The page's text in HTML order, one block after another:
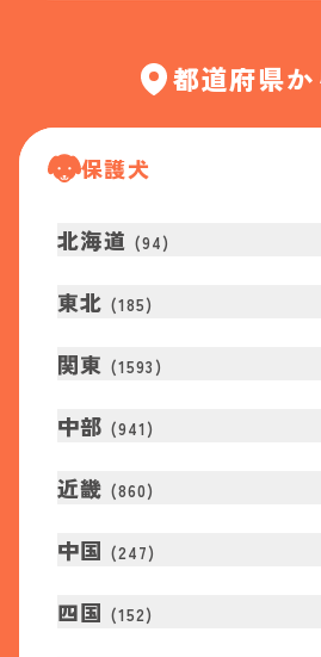
都道府県
保護犬
北海道 (94)
東北 (185)
関東 (1593 )
中部 (941 )
近畿 (860)
中国 (247)
四国 (152)